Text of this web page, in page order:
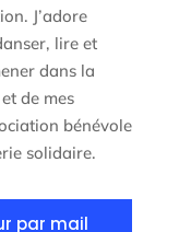
J’adore
lire et
dans la
de mes
bénévole
solidaire.
par mail